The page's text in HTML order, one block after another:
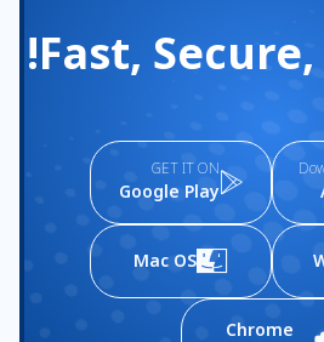
Fast,
GET IT ON
Google Play
Mac OS
Chrome